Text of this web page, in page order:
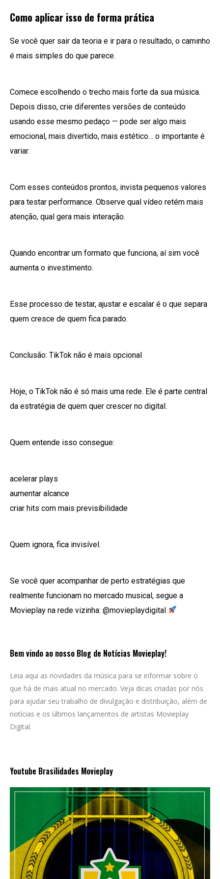
Como aplicar isso de forma prática
Se você quer sair da teoria e ir para o resultado, o caminho
é mais simples do que parece.
Comece escolhendo o trecho mais forte da sua música.
Depois disso, crie diferentes versões de conteúdo
usando esse mesmo pedaço — pode ser algo mais
emocional, mais divertido, mais estético… o importante é
variar.
Com esses conteúdos prontos, invista pequenos valores
para testar performance. Observe qual vídeo retém mais
atenção, qual gera mais interação.
Quando encontrar um formato que funciona, aí sim você
aumenta o investimento.
Esse processo de testar, ajustar e escalar é o que separa
quem cresce de quem fica parado.
Conclusão: TikTok não é mais opcional
Hoje, o TikTok não é só mais uma rede. Ele é parte central
da estratégia de quem quer crescer no digital.
Quem entende isso consegue:
acelerar plays
aumentar alcance
criar hits com mais previsibilidade
Quem ignora, fica invisível.
Se você quer acompanhar de perto estratégias que
realmente funcionam no mercado musical, segue a
Movieplay na rede vizinha: @movieplaydigital
Bem vindo ao nosso Blog de Notícias Movieplay!
Leia aqui as novidades da música para se informar sobre o
que há de mais atual no mercado. Veja dicas criadas por nós
para ajudar seu trabalho de divulgação e distribuição, além de
notícias e os últimos lançamentos de artistas Movieplay
Digital.
Youtube Brasilidades Movieplay